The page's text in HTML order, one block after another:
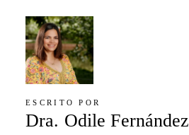
ESCRITO POR
Dra. Odile Fernández